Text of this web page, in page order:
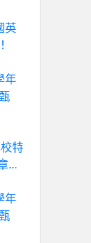
英
年
特
...
年